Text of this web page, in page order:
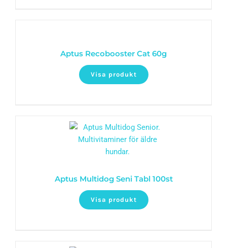
Aptus Recobooster Cat 60g
Visa produkt
Aptus Multidog Seni Tabl 100st
Visa produkt